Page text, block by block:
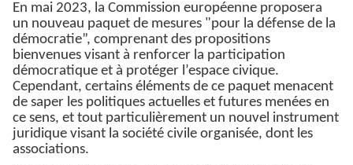
En mai 2023, la Commission européenne proposera
un nouveau paquet de mesures "pour la défense de la
démocratie”, comprenant des propositions
bienvenues visant à renforcer la participation
démocratique et à protéger l’espace civique.
Cependant, certains éléments de ce paquet menacent
de saper les politiques actuelles et futures menées en
ce sens, et tout particulièrement un nouvel instrument
juridique visant la société civile organisée, dont les
associations.